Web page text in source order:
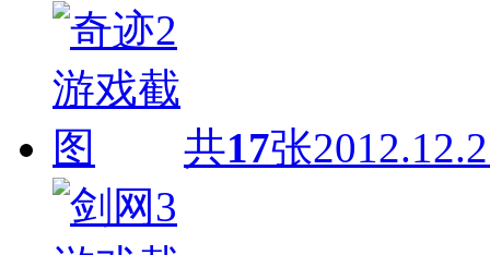
共17张